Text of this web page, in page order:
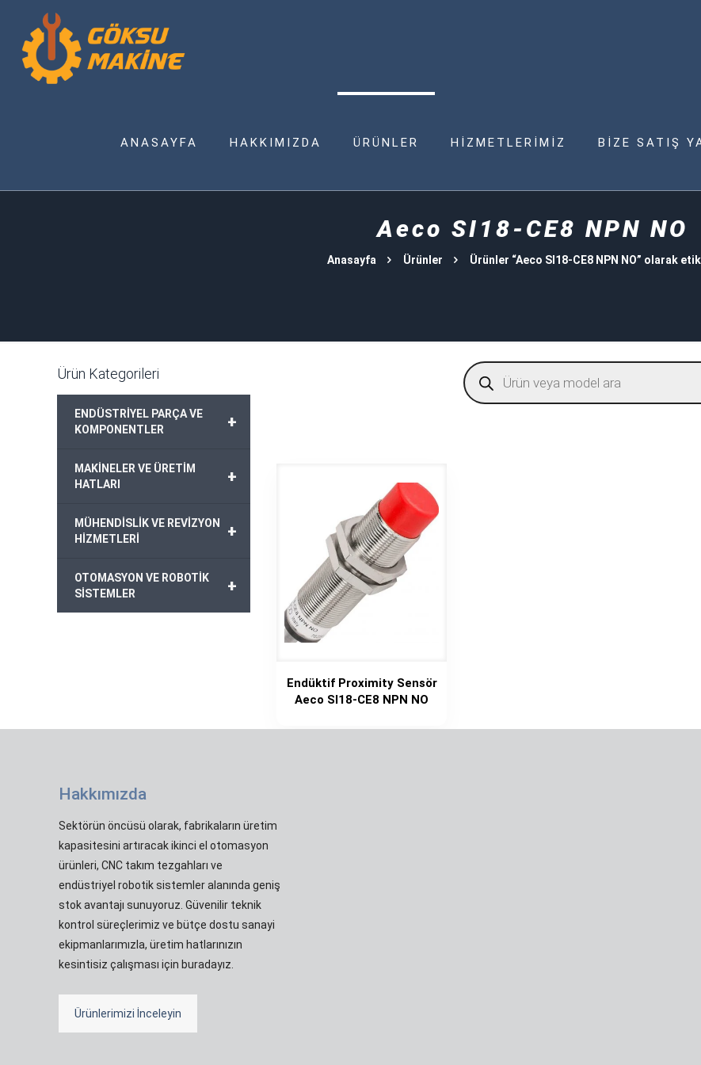
ANASAYFA HAKKIMIZDA ÜRÜNLER HİZMETLERİMİZ BİZE SATIŞ
Aeco SI18-CE8 NPN NO
Anasayfa Ürünler Ürünler “Aeco SI18-CE8 NPN NO” olarak
Products
search
Endüktif Proximity Sensör
Aeco SI18-CE8 NPN NO
Ürün Kategorileri
+
ENDÜSTRİYEL PARÇA VE
KOMPONENTLER
+
MAKİNELER VE ÜRETİM
HATLARI
+
MÜHENDİSLİK VE REVİZYON
HİZMETLERİ
+
OTOMASYON VE ROBOTİK
SİSTEMLER
Hakkımızda
Sektörün öncüsü olarak, fabrikaların üretim
kapasitesini artıracak ikinci el otomasyon
ürünleri, CNC takım tezgahları ve
endüstriyel robotik sistemler alanında geniş
stok avantajı sunuyoruz. Güvenilir teknik
kontrol süreçlerimiz ve bütçe dostu sanayi
ekipmanlarımızla, üretim hatlarınızın
kesintisiz çalışması için buradayız.
Ürünlerimizi İnceleyin